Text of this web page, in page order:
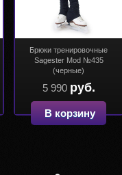
Брюки тренировочные
Sagester Mod №435
(черные)
5 990 руб.
В корзину